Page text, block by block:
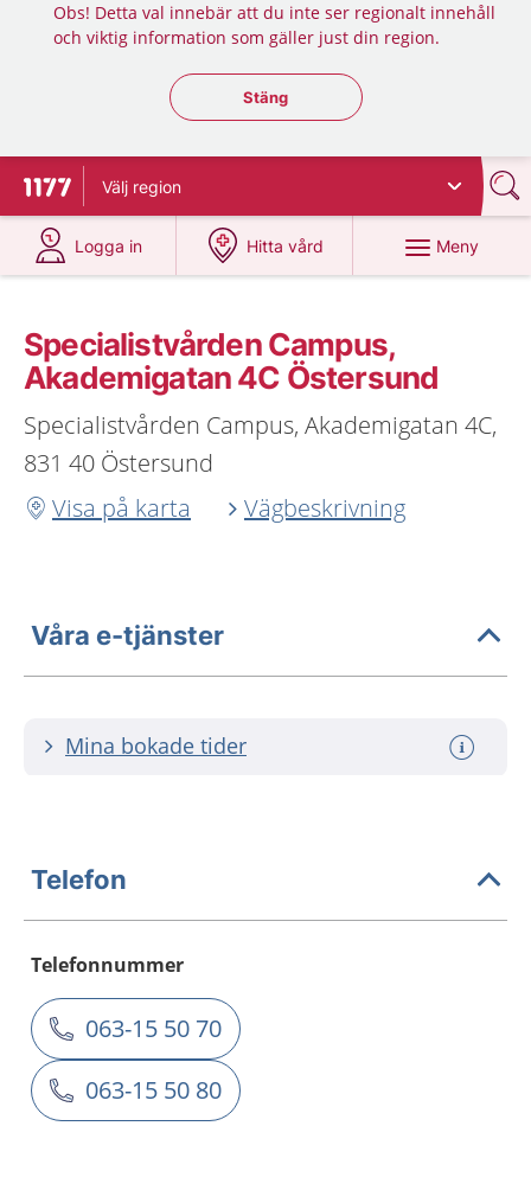
Obs! Detta val innebär att du inte ser regionalt innehåll
och viktig information som gäller just din region.
Stäng regionsväljaren
Stäng
Till startsidan för 1177
Välj region
Logga in
på 1177.se
Hitta vård
på 1177.se
Meny
Specialistvården Campus,
Akademigatan 4C Östersund
Specialistvården Campus, Akademigatan 4C,
831 40 Östersund
Visa på karta
Vägbeskrivning
Våra e-tjänster
Mina bokade tider
Telefon
Telefonnummer
063-15 50 70
063-15 50 80